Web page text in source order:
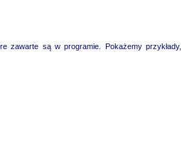
zawarte są w programie. Pokażemy przykłady,